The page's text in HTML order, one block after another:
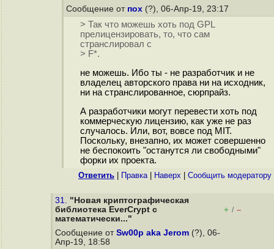
Сообщение от пох (?), 06-Апр-19, 23:17
> Так что можешь хоть под GPL
прелицензировать, то, что сам
странслировал с
> F*.
не можешь. Ибо ты - не разработчик и не
владелец авторского права ни на исходник,
ни на странслированное, сюрпрайз.
А разработчики могут перевести хоть под
коммерческую лицензию, как уже не раз
случалось. Или, вот, вовсе под MIT.
Поскольку, внезапно, их может совершенно
не беспокоить "останутся ли свободными"
форки их проекта.
Ответить Правка| Наверх Cообщить модератору
31. "Новая криптографическая
библиотека EverCrypt с
математически..."
+ / –
Сообщение от Sw00p aka Jerom (?), 06-
Апр-19, 18:58